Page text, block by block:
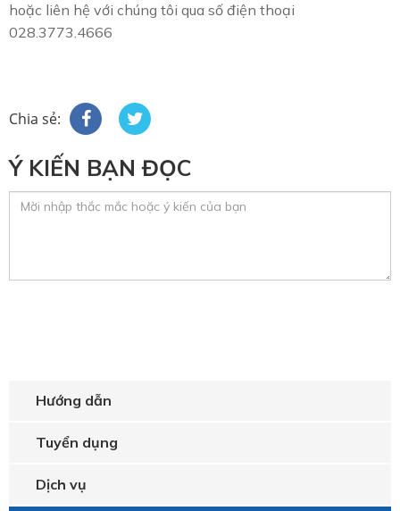
hoặc liên hệ với chúng tôi qua số điện thoại
028.3773.4666
Chia sẻ:
Ý KIẾN BẠN ĐỌC
Hướng dẫn
Tuyển dụng
Dịch vụ